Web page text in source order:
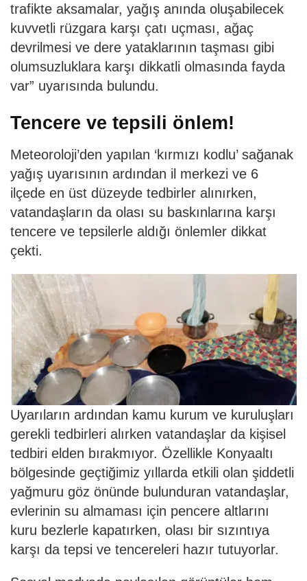
trafikte aksamalar, yağış anında oluşabilecek
kuvvetli rüzgara karşı çatı uçması, ağaç
devrilmesi ve dere yataklarının taşması gibi
olumsuzluklara karşı dikkatli olmasında fayda
var” uyarısında bulundu.
Tencere ve tepsili önlem!
Meteoroloji’den yapılan ‘kırmızı kodlu’ sağanak
yağış uyarısının ardından il merkezi ve 6
ilçede en üst düzeyde tedbirler alınırken,
vatandaşların da olası su baskınlarına karşı
tencere ve tepsilerle aldığı önlemler dikkat
çekti.
Uyarıların ardından kamu kurum ve kuruluşları
gerekli tedbirleri alırken vatandaşlar da kişisel
tedbiri elden bırakmıyor. Özellikle Konyaaltı
bölgesinde geçtiğimiz yıllarda etkili olan şiddetli
yağmuru göz önünde bulunduran vatandaşlar,
evlerinin su almaması için pencere altlarını
kuru bezlerle kapatırken, olası bir sızıntıya
karşı da tepsi ve tencereleri hazır tutuyorlar.